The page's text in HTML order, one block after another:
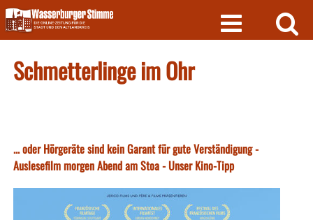
Skip
to
content
Schmetterlinge im Ohr
... oder Hörgeräte sind kein Garant für gute Verständigung -
Auslesefilm morgen Abend am Stoa - Unser Kino-Tipp